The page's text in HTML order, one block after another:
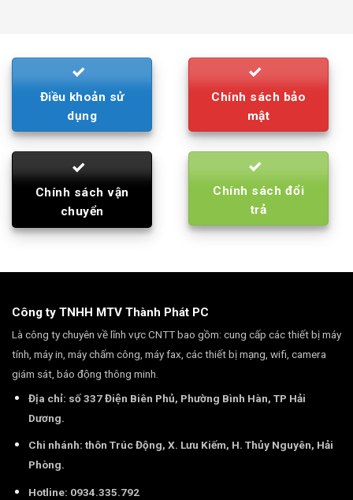
Điều khoản sử
dụng
Chính sách bảo
mật
Chính sách vận
chuyển
Chính sách đổi
trả
Công ty TNHH MTV Thành Phát PC
Là công ty chuyên về lĩnh vực CNTT bao gồm: cung cấp các thiết bị máy
tính, máy in, máy chấm công, máy fax, các thiết bị mạng, wifi, camera
giám sát, báo động thông minh.
Địa chỉ: số 337 Điện Biên Phủ, Phường Bình Hàn, TP Hải
Dương.
Chi nhánh: thôn Trúc Động, X. Lưu Kiếm, H. Thủy Nguyên, Hải
Phòng.
Hotline: 0934.335.792